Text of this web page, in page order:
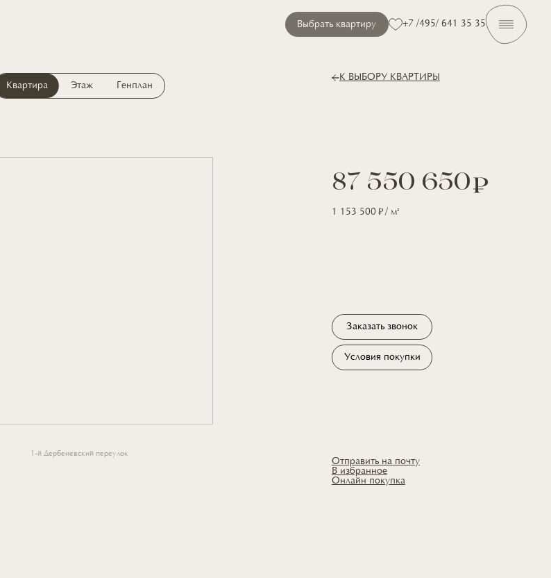
Выбрать квартиру +7 /495/ 641 35 35
Квартира Этаж Генплан
1-й Дербеневский переулок
К ВЫБОРУ КВАРТИРЫ
87 550 650
1 153 500 / м2
Заказать звонок
Условия покупки
Отправить на почту
В избранное
Онлайн покупка